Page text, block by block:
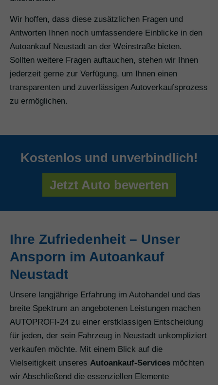
Wir hoffen, dass diese zusätzlichen Fragen und
Antworten Ihnen noch umfassendere Einblicke in den
Autoankauf Neustadt an der Weinstraße bieten.
Sollten weitere Fragen auftauchen, stehen wir Ihnen
jederzeit gerne zur Verfügung, um Ihnen einen
transparenten und zuverlässigen Autoverkaufsprozess
zu ermöglichen.
Kostenlos und unverbindlich!
Jetzt Auto bewerten
Ihre Zufriedenheit – Unser
Ansporn im Autoankauf
Neustadt
Unsere langjährige Erfahrung im Autohandel und das
breite Spektrum an angebotenen Leistungen machen
AUTOPROFI-24 zu einer erstklassigen Entscheidung
für jeden, der sein Fahrzeug in Neustadt unkompliziert
verkaufen möchte. Mit einem Blick auf die
Vielseitigkeit unseres Autoankauf-Services möchten
wir Abschließend die essenziellen Elemente